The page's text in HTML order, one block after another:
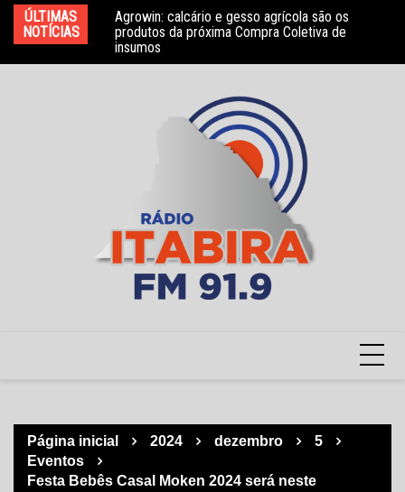
para
conteúdo
ÚLTIMAS
NOTÍCIAS
do Conselho
Agrowin: calcário e gesso agrícola são os
produtos da próxima Compra Coletiva de
insumos
Página inicial 2024 dezembro
5
Eventos
Festa Bebês Casal Moken 2024 será neste